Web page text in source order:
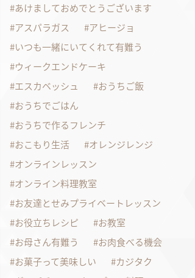
あけましておめでとうございます
アスパラガス
アヒージョ
いつも一緒にいてくれて有難う
ウィークエンドケーキ
エスカベッシュ
おうちご飯
おうちでごはん
おうちで作るフレンチ
おこもり生活
オレンジレンジ
オンラインレッスン
オンライン料理教室
お友達とせみプライベートレッスン
お役立ちレシピ
お教室
お母さん有難う
お肉食べる機会
お菓子って美味しい
カジタク